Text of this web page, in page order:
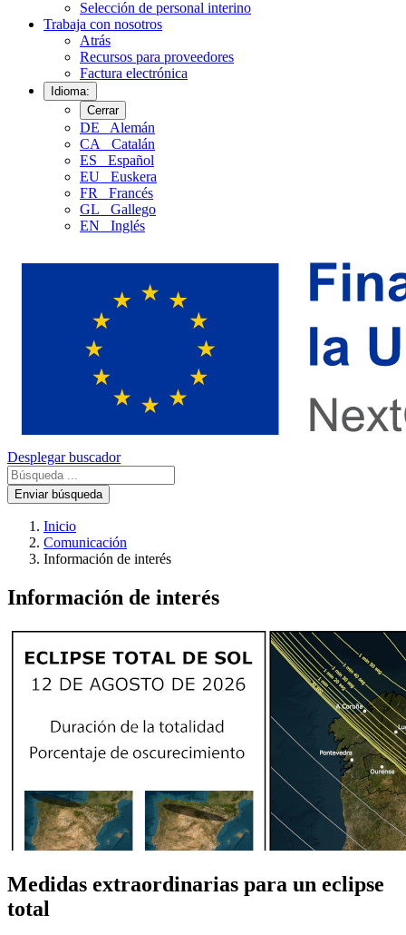
Selección de personal interino
Trabaja con nosotros
Atrás
Recursos para proveedores
Factura electrónica
Idioma:
Cerrar
DE
Alemán
CA
Catalán
ES
Español
EU
Euskera
FR
Francés
GL
Gallego
EN
Inglés
Desplegar buscador
Enviar búsqueda
Inicio
Comunicación
Información de interés
Información de interés
Medidas extraordinarias para un eclipse
total